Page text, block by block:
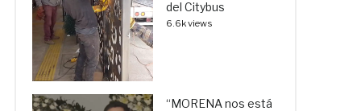
del Citybus
6.6k views
“MORENA nos está